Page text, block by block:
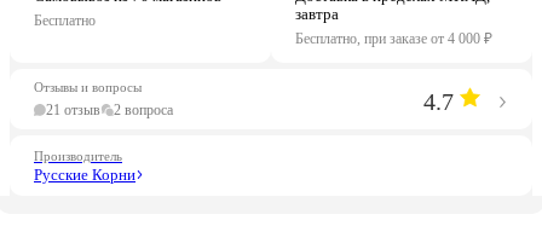
Бесплатно
завтра
Бесплатно, при заказе от 4 000 ₽
Отзывы и вопросы
21 отзыв 2 вопроса 4.7
Производитель
Русские Корни